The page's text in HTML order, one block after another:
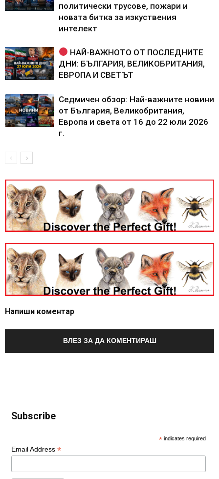
политически трусове, пожари и
новата битка за изкуствения
интелект
НАЙ-ВАЖНОТО ОТ ПОСЛЕДНИТЕ
ДНИ: БЪЛГАРИЯ, ВЕЛИКОБРИТАНИЯ,
ЕВРОПА И СВЕТЪТ
Седмичен обзор: Най-важните новини
от България, Великобритания,
Европа и света от 16 до 22 юли 2026
г.
Напиши коментар
ВЛЕЗ ЗА ДА КОМЕНТИРАШ
Subscribe
* indicates required
Email Address *